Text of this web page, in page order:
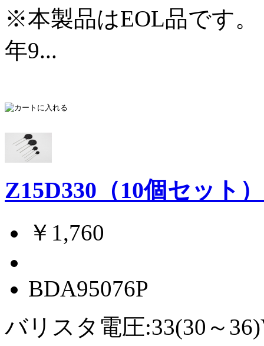
※本製品はEOL品です。
年9...
Z15D330（10個セット
￥1,760
BDA95076P
バリスタ電圧:33(30～